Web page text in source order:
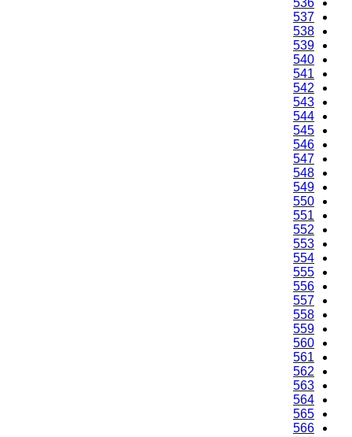
536
537
538
539
540
541
542
543
544
545
546
547
548
549
550
551
552
553
554
555
556
557
558
559
560
561
562
563
564
565
566